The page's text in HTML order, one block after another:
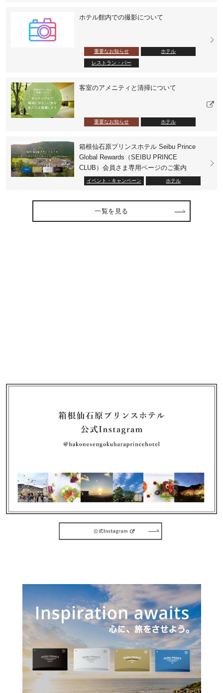
ホテル館内での撮影について
重要なお知らせ ホテル
レストラン・バー
客室のアメニティと清掃について
重要なお知らせ ホテル
箱根仙石原プリンスホテル Seibu Prince
Global Rewards（SEIBU PRINCE
CLUB）会員さま専用ページのご案内
イベント・キャンペーン ホテル
一覧を見る